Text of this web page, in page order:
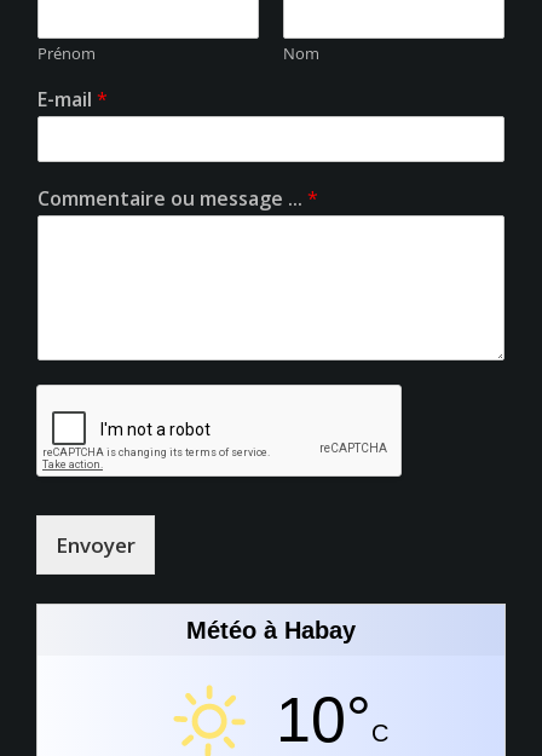
Prénom Nom
E-mail *
Commentaire ou message ... *
Envoyer
Météo à Habay
10°C